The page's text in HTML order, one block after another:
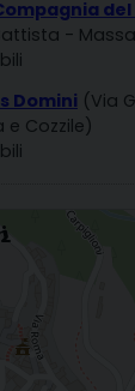
del
-
Domini (Via
Cozzile)
E COZZILE